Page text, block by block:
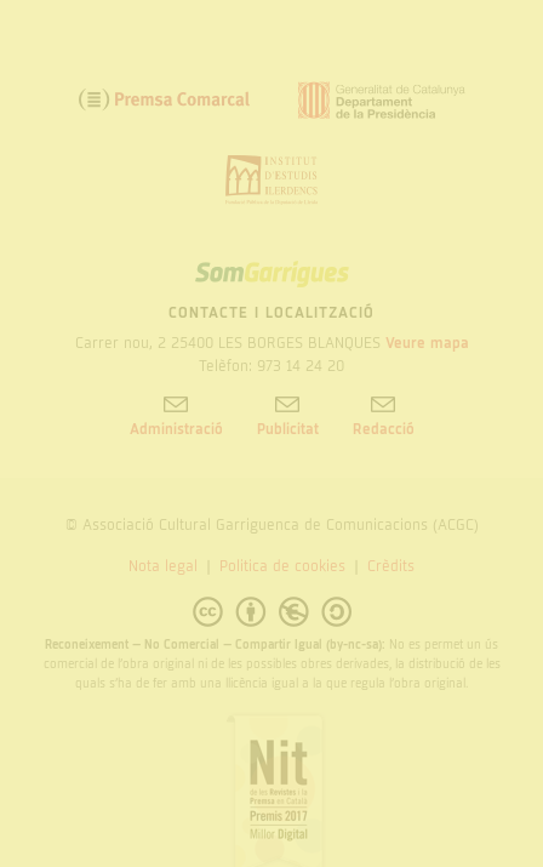
SOM
GARRIGUES
CONTACTE I LOCALITZACIÓ
Carrer nou, 2 25400 LES BORGES BLANQUES Veure mapa
Telèfon: 973 14 24 20
Administració Publicitat Redacció
© Associació Cultural Garriguenca de Comunicacions (ACGC)
Nota legal Politica de cookies Crèdits
Reconeixement – No Comercial – Compartir Igual (by-nc-sa): No es permet un ús
comercial de l’obra original ni de les possibles obres derivades, la distribució de les
quals s’ha de fer amb una llicència igual a la que regula l’obra original.